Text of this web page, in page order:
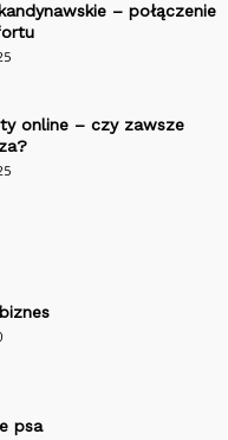
– połączenie
online – czy zawsze
psa